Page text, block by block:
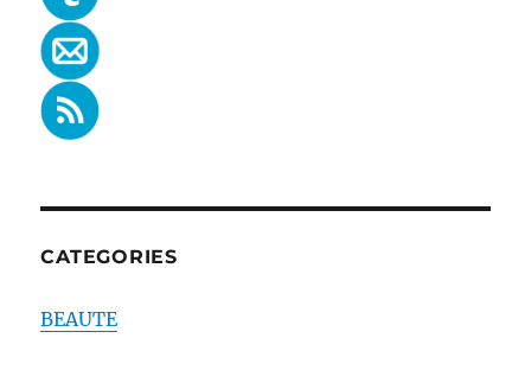
CATEGORIES
BEAUTE